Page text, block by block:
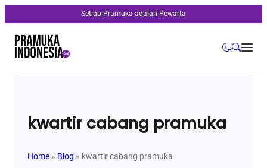
Setiap Pramuka adalah Pewarta
kwartir cabang pramuka
Home» Blog » kwartir cabang pramuka